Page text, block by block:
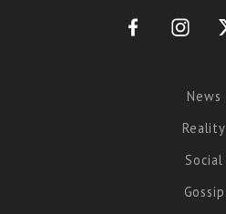
News
Reality
Social
Gossip